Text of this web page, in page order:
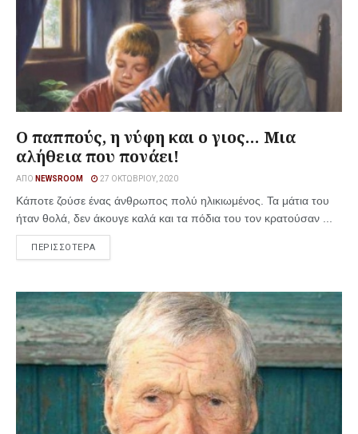
Ο παππούς, η νύφη και ο γιος… Μια
αλήθεια που πονάει!
ΑΠΌ NEWSROOM 27 ΟΚΤΩΒΡΊΟΥ, 2020
Κάποτε ζούσε ένας άνθρωπος πολύ ηλικιωμένος. Τα μάτια του
ήταν θολά, δεν άκουγε καλά και τα πόδια του τον κρατούσαν ...
ΠΕΡΙΣΣΟΤΕΡΑ